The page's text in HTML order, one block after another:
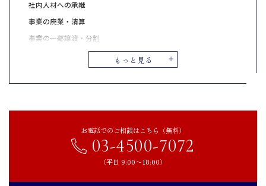
もっと見る
社内人材への承継
事業の廃業・清算
事業の一部譲渡・分割
後継者募集を成功させるためのポイント
後継者のいない会社が活用できる支援制度や補助金
事業承継・引継ぎ補助金（中小企業庁）
事業承継・M＆A補助金（中小企業庁）
お電話でのご相談はこちら（無料）
03-4500-7072
（平日 9:00〜18:00）